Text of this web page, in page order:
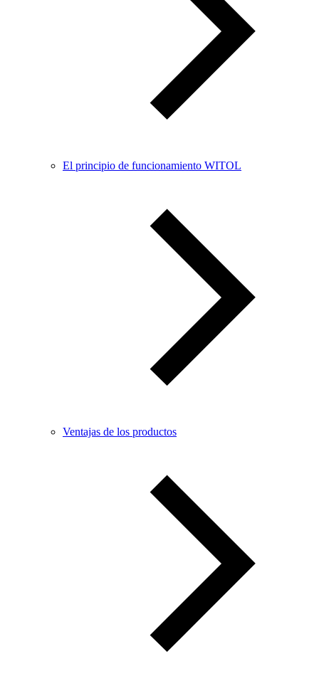
El principio de funcionamiento WITOL
Ventajas de los productos